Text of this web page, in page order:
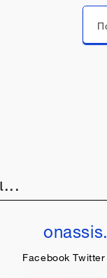
Μεταπήδηση σε...
Facebook Twitter